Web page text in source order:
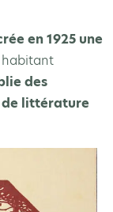
en 1925 une
des
de littérature